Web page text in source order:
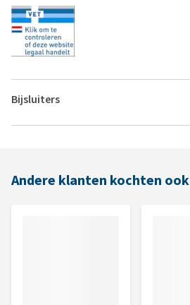
Bijsluiters
Andere klanten kochten ook